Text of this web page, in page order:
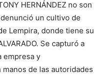
HERNÁNDEZ no son
un cultivo de
Lempira, donde tiene su
Se capturó a
empresa y
de las autoridades